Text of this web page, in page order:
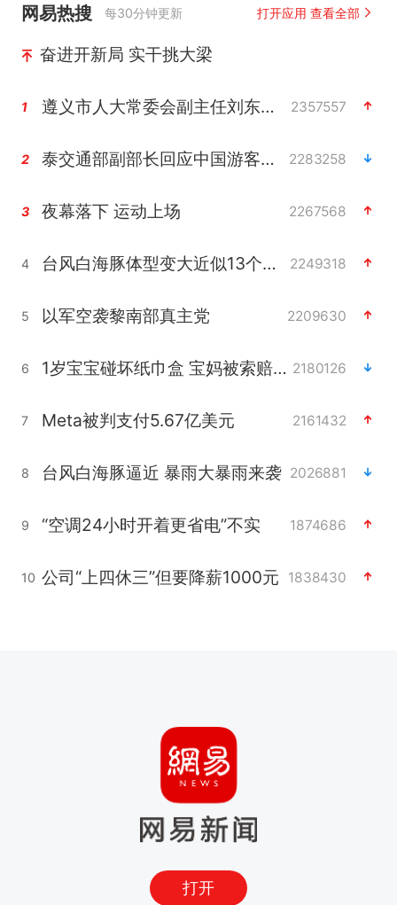
网易热搜 每30分钟更新 打开应用 查看全部
奋进开新局 实干挑大梁
1 遵义市人大常委会副主任刘东明被查 2357557
2 泰交通部副部长回应中国游客遭歧视 2283258
3 夜幕落下 运动上场 2267568
4 台风白海豚体型变大近似13个浙江面积 2249318
5 以军空袭黎南部真主党 2209630
6 1岁宝宝碰坏纸巾盒 宝妈被索赔924元 2180126
7 Meta被判支付5.67亿美元 2161432
8 台风白海豚逼近 暴雨大暴雨来袭 2026881
9 “空调24小时开着更省电”不实 1874686
10 公司“上四休三”但要降薪1000元 1838430
打开